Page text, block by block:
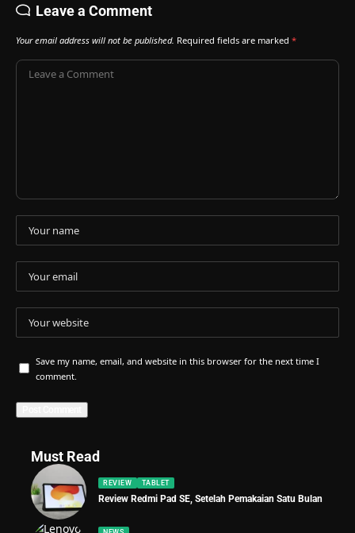
Leave a Comment
Your email address will not be published. Required fields are marked *
Save my name, email, and website in this browser for the next time I
comment.
Must Read
REVIEW TABLET
Review Redmi Pad SE, Setelah Pemakaian Satu Bulan